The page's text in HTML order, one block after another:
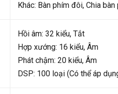
Khác: Bàn phím đôi, Chia
Hồi âm: 32 kiểu, Tắt
Hợp xướng: 16 kiểu, Âm
Phát chậm: 20 kiểu, Âm
DSP: 100 loại (Có thể áp